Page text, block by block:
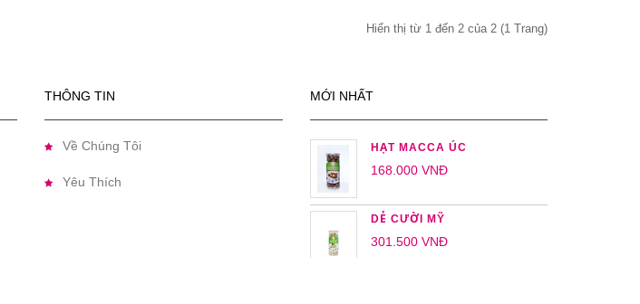
Hiển thị từ 1 đến 2 của 2 (1 Trang)
THÔNG TIN
Về Chúng Tôi
Yêu Thích
MỚI NHẤT
HẠT MACCA ÚC
168.000 VNĐ
DẺ CƯỜI MỸ
301.500 VNĐ